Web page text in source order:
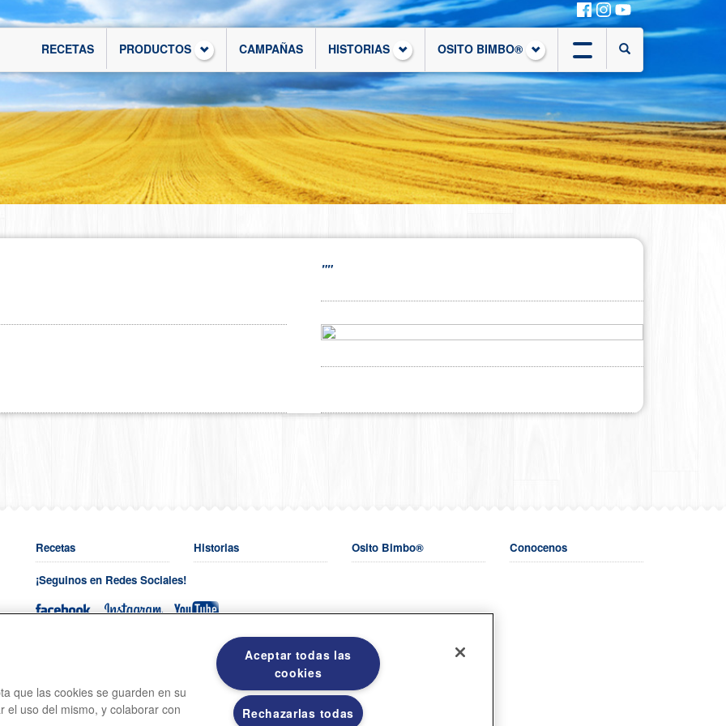
RECETAS PRODUCTOS CAMPAÑAS HISTORIAS OSITO BIMBO®
""
Recetas Historias Osito Bimbo® Conocenos
¡Seguinos en Redes Sociales!
callcenter.argentina@grupobimbo.com
011-4775-9250
Hacenos tus comentarios al: 0-800-777-0226
que las cookies se guarden en su
el uso del mismo, y colaborar con
Aceptar todas las
cookies
Rechazarlas todas